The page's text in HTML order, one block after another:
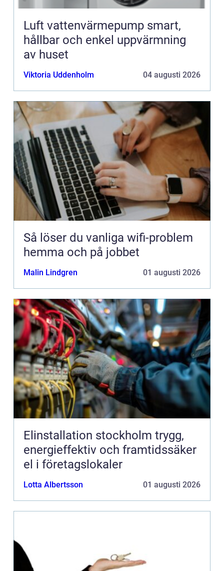
Luft vattenvärmepump smart,
hållbar och enkel uppvärmning
av huset
Viktoria Uddenholm 04 augusti 2026
Så löser du vanliga wifi-problem
hemma och på jobbet
Malin Lindgren 01 augusti 2026
Elinstallation stockholm trygg,
energieffektiv och framtidssäker
el i företagslokaler
Lotta Albertsson 01 augusti 2026